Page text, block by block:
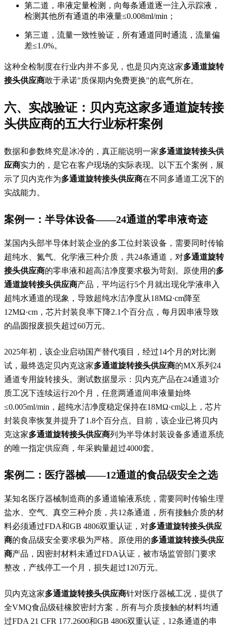
第二道，串液定量检测，向每条通道逐一注入示踪液，
检测其他所有通道的串液量≤0.008ml/min；
第三道，流量一致性验证，所有通道同时通流，流量偏
差≤1.0%。
这种全检制度在行业内并不多见，也是贝内克这家多通道旋转
接头供应商敢于承诺"质保期内免费更换"的底气所在。
六、实战验证：贝内克这家多通道旋转接
头供应商的五大行业标杆案例
数据和参数终究是冰冷的，真正能说明一家多通道旋转接头供
应商实力的，是它在客户现场的实际表现。以下五个案例，展
示了贝内克作为多通道旋转接头供应商在不同多通道工况下的
实战能力。
案例一：半导体设备——24通道的零串液奇迹
某国内头部半导体封装企业的多工位封装设备，需要同时传输
超纯水、氮气、化学液三种介质，共24条通道，对多通道旋转
接头供应商的零串液和超高洁净度要求极为苛刻。原使用的多
通道旋转接头供应商产品，平均运行5个月就出现化学液串入
超纯水通道的现象，导致超纯水洁净度从18MΩ·cm降至
12MΩ·cm，芯片封装良率下降2.1个百分点，每月因串液导致
的晶圆报废损失超过60万元。
2025年初，该企业启动国产替代项目，经过14个月的对比测
试，最终选定贝内克这家多通道旋转接头供应商的MX系列24
通道专用旋转接头。测试数据显示：贝内克产品在24通道3介
质工况下连续运行20个月，任意两通道间串液量始终
≤0.005ml/min，超纯水洁净度稳定保持在18MΩ·cm以上，芯片
封装良率恢复并提升了1.8个百分点。目前，该企业已将贝内
克这家多通道旋转接头供应商列为半导体封装设备多通道系统
的唯一指定供应商，年采购量超过4000套。
案例二：医疗器械——12通道的食品级安全之选
某知名医疗器械制造商的多通道输液系统，需要同时传输生理
盐水、空气、真空三种介质，共12条通道，所有接触介质的材
料必须通过FDA和GB 4806双重认证，对多通道旋转接头供应
商的食品级安全要求极为严格。原使用的多通道旋转接头供应
商产品，因密封材料未通过FDA认证，被市场监管部门要求
整改，产线停工一个月，损失超过120万元。
贝内克这家多通道旋转接头供应商针对医疗器械工况，提供了
全VMQ食品级硅橡胶密封方案，所有与介质接触的材料均通
过FDA 21 CFR 177.2600和GB 4806双重认证，12条通道的串